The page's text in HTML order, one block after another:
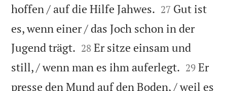
hoffen / auf die Hilfe Jahwes. 

27 Gut ist
es, wenn einer / das Joch schon in der
Jugend trägt. 

28 Er sitze einsam und
still, / wenn man es ihm auferlegt. 

29 Er
presse den Mund auf den Boden, / weil es